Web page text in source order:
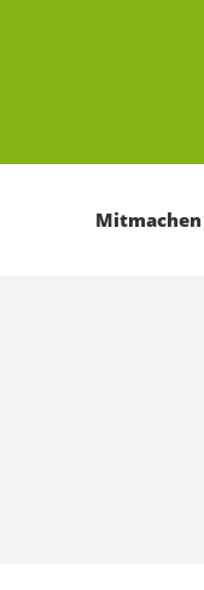
Mitmachen